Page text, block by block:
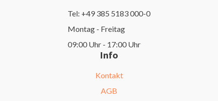
Tel: +49 385 5183 000-0
Montag - Freitag
09:00 Uhr - 17:00 Uhr
Info
Kontakt
AGB